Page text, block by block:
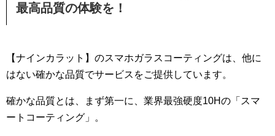
最高品質の体験を！
【ナインカラット】のスマホガラスコーティングは、他に
はない確かな品質でサービスをご提供しています。
確かな品質とは、まず第一に、業界最強硬度10Hの「スマ
ートコーティング」。